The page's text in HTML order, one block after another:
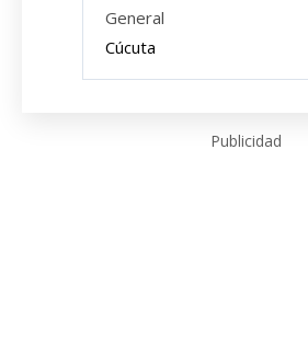
General
Cúcuta
Publicidad